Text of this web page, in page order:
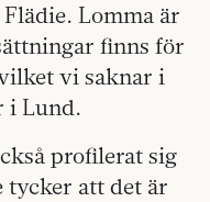
Lomma är
finns för
vi saknar i
i Lund.
profilerat sig
att det är